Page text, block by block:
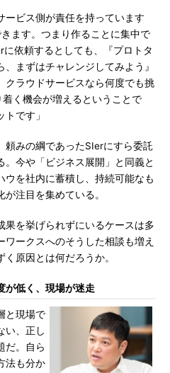
ビス側が責任を持っています
ます。つまり作ることに集中で
依頼するとしても、『プロトタ
まずはチャレンジしてみよう』
クラウドサービスなら何度でも挑
く機会が増えるということで
です」
みの綱であったSIerにすら委託
。今や「ビジネス展開」と同義と
ウを社内に蓄積し、持続可能なも
注目を集めている。
を挙げられずにいるケースは多
ークスへのそうした相談も増え
原因とは何だろうか。
が低く、現場が迷走
と現場で
い、正し
だ。自ら
法も分か